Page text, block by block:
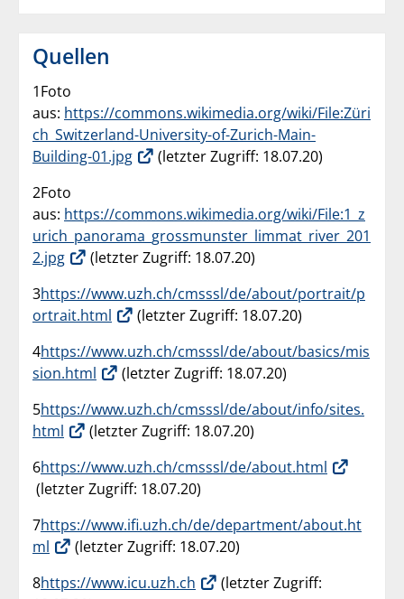
Quellen
1Foto
aus: https://commons.wikimedia.org/wiki/File:Züri
ch_Switzerland-University-of-Zurich-Main-
Building-01.jpg
(letzter Zugriff: 18.07.20)
2Foto
aus: https://commons.wikimedia.org/wiki/File:1_z
urich_panorama_grossmunster_limmat_river_201
2.jpg
(letzter Zugriff: 18.07.20)
3https://www.uzh.ch/cmsssl/de/about/portrait/p
ortrait.html
(letzter Zugriff: 18.07.20)
4https://www.uzh.ch/cmsssl/de/about/basics/mis
sion.html
(letzter Zugriff: 18.07.20)
5https://www.uzh.ch/cmsssl/de/about/info/sites.
html
(letzter Zugriff: 18.07.20)
6https://www.uzh.ch/cmsssl/de/about.html
(letzter Zugriff: 18.07.20)
7https://www.ifi.uzh.ch/de/department/about.ht
ml
(letzter Zugriff: 18.07.20)
8https://www.icu.uzh.ch
(letzter Zugriff: